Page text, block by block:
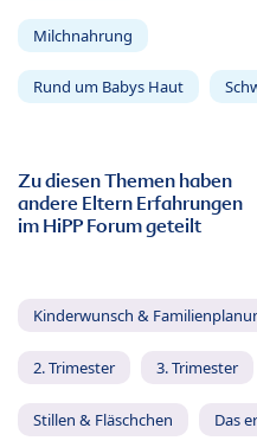
Milchnahrung
Rund um Babys Haut
Zu diesen Themen haben
andere Eltern Erfahrungen
im HiPP Forum geteilt
Kinderwunsch &
2. Trimester 3. Trimester
Stillen & Fläschchen Das